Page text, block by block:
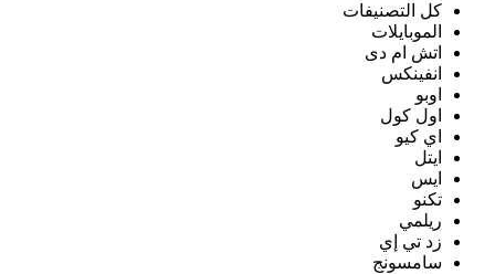
كل التصنيفات
الموبايلات
اتش ام دى
انفينكس
اوبو
اول كول
اي كيو
ايتل
ايس
تكنو
ريلمي
زد تي إي
سامسونج